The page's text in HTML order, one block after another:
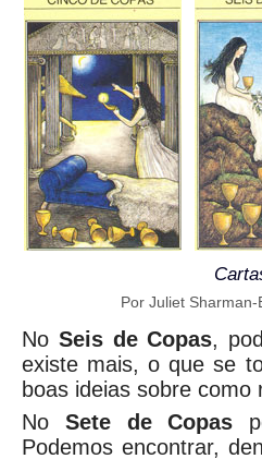
Por Juliet
No Seis de Copas,
existe mais, o que se
boas ideias sobre
No Sete de Copas
Podemos encontrar,